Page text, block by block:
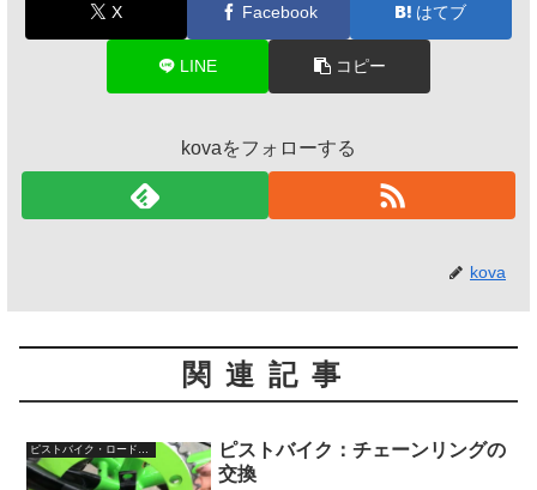
X Facebook はてブ
LINE コピー
kovaをフォローする
kova
関連記事
ピストバイク：チェーンリングの
交換